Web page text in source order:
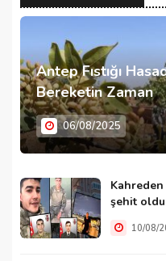
Antep Fıstığı
Bereketin Zaman
06/08/2025
şehit
10/08/